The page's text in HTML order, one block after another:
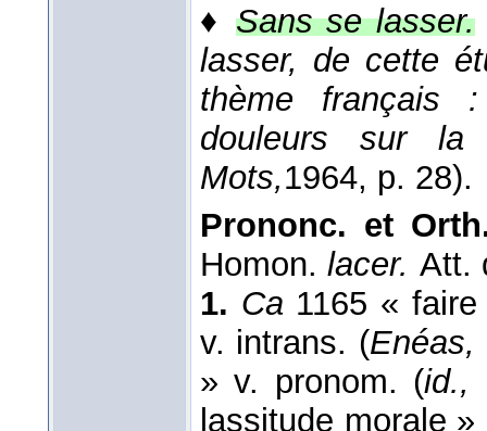
♦ Sans se lasser.
lasser, de cette
thème français
douleurs sur
Mots,1964, p. 28).
Prononc. et
Homon.lacer. Att.
1. Ca 1165 «
v. intrans. (Enéas,
» v. pronom. (id.,
lassitude morale »